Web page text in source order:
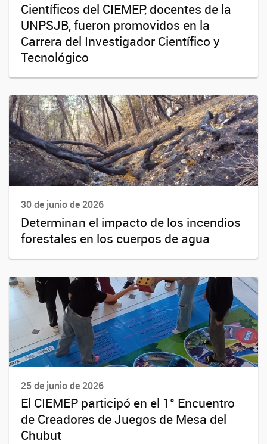
Científicos del CIEMEP, docentes de la
UNPSJB, fueron promovidos en la
Carrera del Investigador Científico y
Tecnológico
30 de junio de 2026
Determinan el impacto de los incendios
forestales en los cuerpos de agua
25 de junio de 2026
El CIEMEP participó en el 1° Encuentro
de Creadores de Juegos de Mesa del
Chubut